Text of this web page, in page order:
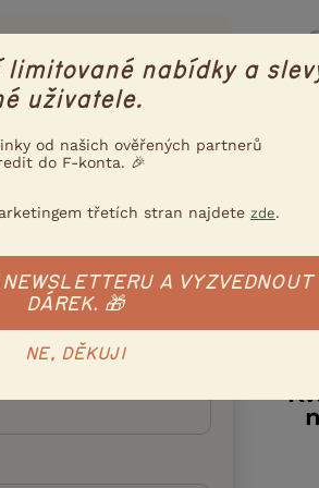
jak to popisuje , se
říji . Samice sí trhá srst
. Můžete jí dát
nebude chtít,
nabídky a
uživatele.
od našich ověřených partnerů
do F-konta. 🎉
třetích stran najdete zde.
A VYZVEDNOUT
DÁREK. 🎁
NE, DĚKUJI